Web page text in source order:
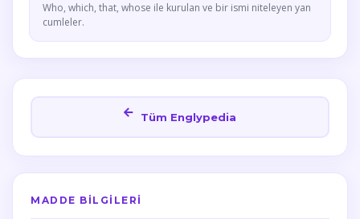
Who, which, that, whose ile kurulan ve bir ismi niteleyen yan
cumleler.
Tüm Englypedia
MADDE BILGILERI